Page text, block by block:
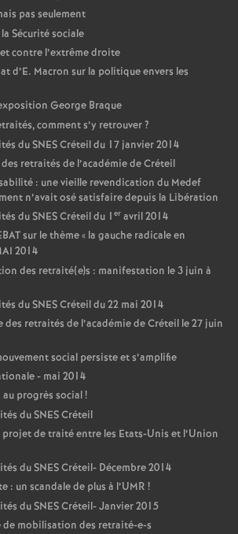
pas seulement
Sécurité sociale
contre l’extrême droite
d’E. Macron sur la politique envers les
George Braque
comment s’y retrouver?
duSNESCréteil du 17 janvier 2014
retraités de l’académie de Créteil
: une vieille revendication du Medef
n’avait osé satisfaire depuis la Libération
duSNESCréteil du 1 er avril 2014
sur le thème « la gauche radicale en
2014
des retraité(e)s : manifestation le 3 juin à
duSNESCréteil du 22 mai 2014
des retraités de l’académie de Créteil le 27 juin
social persiste et s’amplifie
- mai 2014
progrès social!
duSNESCréteil
projet de traité entre les Etats-Unis et l’Union
duSNESCréteil- Décembre 2014
: un scandale de plus à l’UMR !
duSNESCréteil- Janvier 2015
de mobilisation des retraité-e-s